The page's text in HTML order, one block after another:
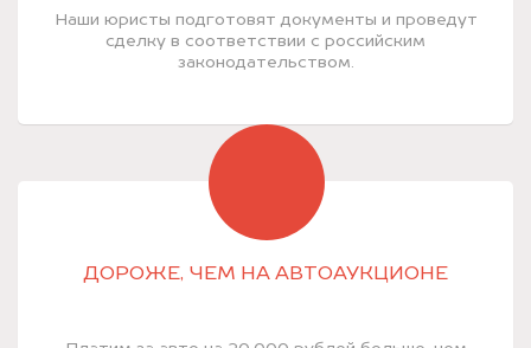
Наши юристы подготовят документы и проведут
сделку в соответствии с российским
законодательством.
ДОРОЖЕ, ЧЕМ НА АВТОАУКЦИОНЕ